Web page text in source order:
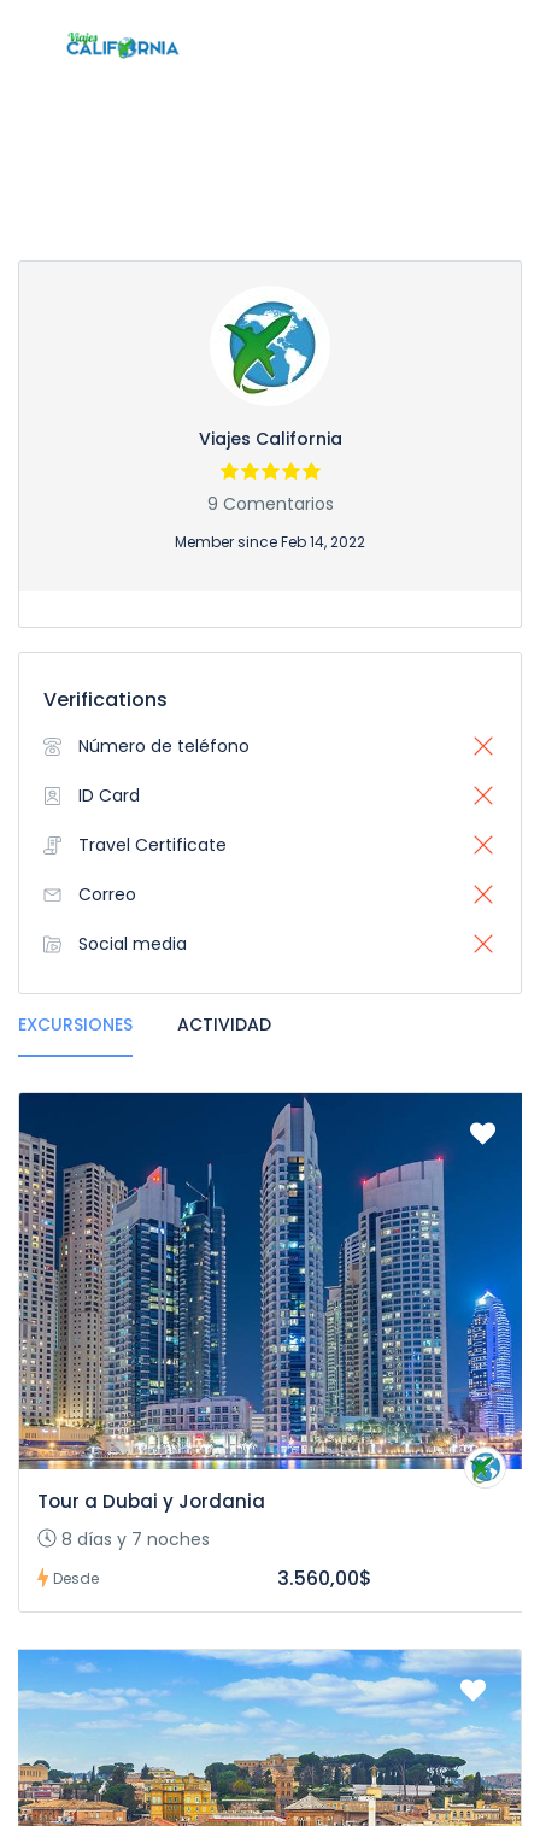
Viajes California
9 Comentarios
Member since Feb 14, 2022
Verifications
Número de teléfono
ID Card
Travel Certificate
Correo
Social media
EXCURSIONES ACTIVIDAD
Tour a Dubai y Jordania
8 días y 7 noches
Desde 3.560,00$